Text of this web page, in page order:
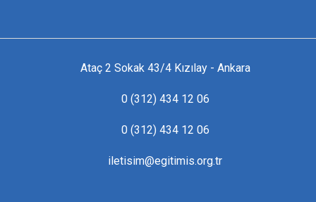
Ataç 2 Sokak 43/4 Kızılay - Ankara
0 (312) 434 12 06
0 (312) 434 12 06
iletisim@egitimis.org.tr